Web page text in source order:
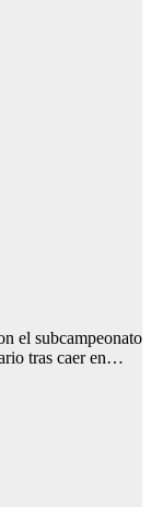
el subcampeonato
tras caer en…